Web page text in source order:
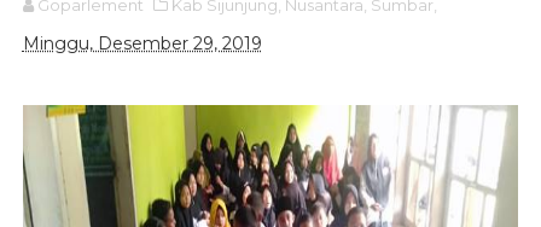
Goparlement Kab Sijunjung, Nusantara, Sumbar,
Minggu, Desember 29, 2019